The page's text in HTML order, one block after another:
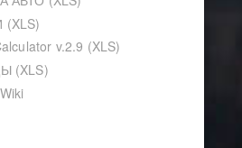
v.2.9 (XLS)
(XLS)